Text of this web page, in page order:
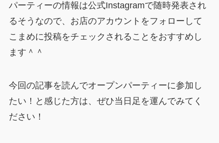
パーティーの情報は公式Instagramで随時発表され
るそうなので、お店のアカウントをフォローして
こまめに投稿をチェックされることをおすすめし
ます＾＾
今回の記事を読んでオープンパーティーに参加し
たい！と感じた方は、ぜひ当日足を運んでみてく
ださい！